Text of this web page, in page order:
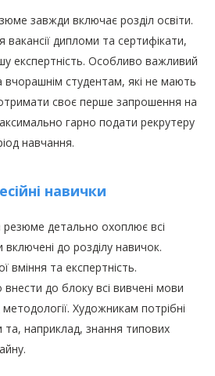
завжди включає розділ освіти.
вакансії дипломи та сертифікати,
експертність. Особливо важливий
студентам, які не мають
своє перше запрошення на
гарно подати рекрутеру
навчання.
навички
детально охоплює всі
до розділу навичок.
вміння та експертність.
до блоку всі вивчені мови
Художникам потрібні
та, наприклад, знання типових